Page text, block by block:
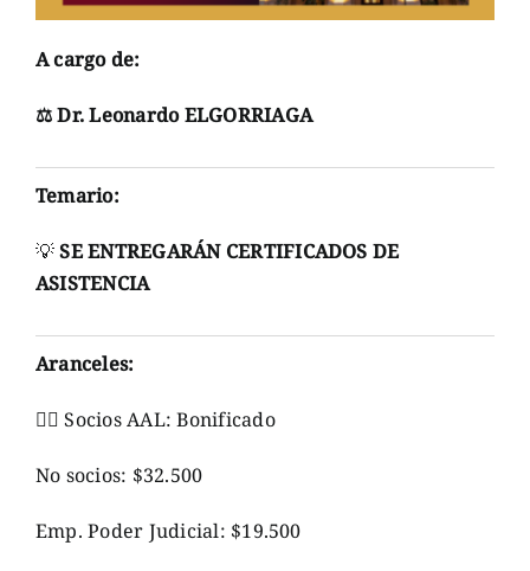
A cargo de:
⚖ Dr. Leonardo ELGORRIAGA
Temario:
💡 SE ENTREGARÁN CERTIFICADOS DE
ASISTENCIA
Aranceles:
👉🏼 Socios AAL: Bonificado
No socios: $32.500
Emp. Poder Judicial: $19.500